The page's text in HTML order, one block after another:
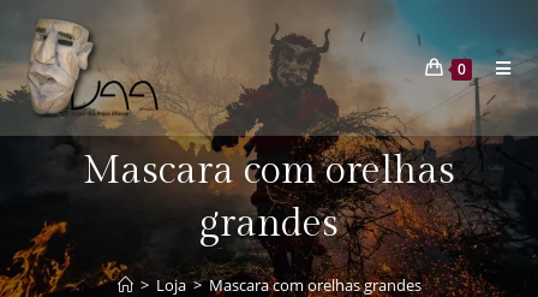
0
Mascara com orelhas
grandes
> Loja > Mascara com orelhas grandes